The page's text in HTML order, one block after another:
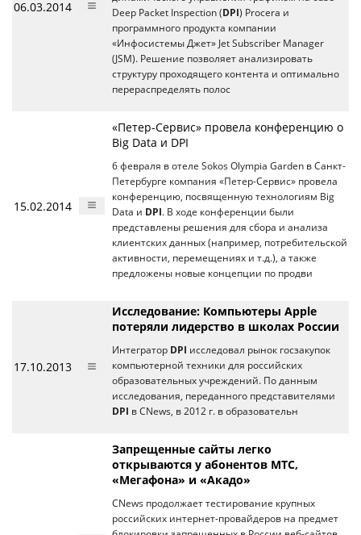
06.03.2014
Deep Packet Inspection (DPI) Procera и
программного продукта компании
«Инфосистемы Джет» Jet Subscriber Manager
(JSM). Решение позволяет анализировать
структуру проходящего контента и оптимально
перераспределять полос
15.02.2014
«Петер-Сервис» провела конференцию о
Big Data и DPI
6 февраля в отеле Sokos Olympia Garden в Санкт-
Петербурге компания «Петер-Сервис» провела
конференцию, посвященную технологиям Big
Data и DPI. В ходе конференции были
представлены решения для сбора и анализа
клиентских данных (например, потребительской
активности, перемещениях и т.д.), а также
предложены новые концепции по продви
17.10.2013
Исследование: Компьютеры Apple
потеряли лидерство в школах России
Интегратор DPI исследовал рынок госзакупок
компьютерной техники для российских
образовательных учреждений. По данным
исследования, переданного представителями
DPI в CNews, в 2012 г. в образовательн
Запрещенные сайты легко
открываются у абонентов МТС,
«Мегафона» и «Акадо»
CNews продолжает тестирование крупных
российских интернет-провайдеров на предмет